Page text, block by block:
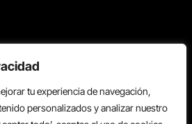
tu experiencia de navegación,
personalizados y analizar nuestro
Todos los derechos reservados.